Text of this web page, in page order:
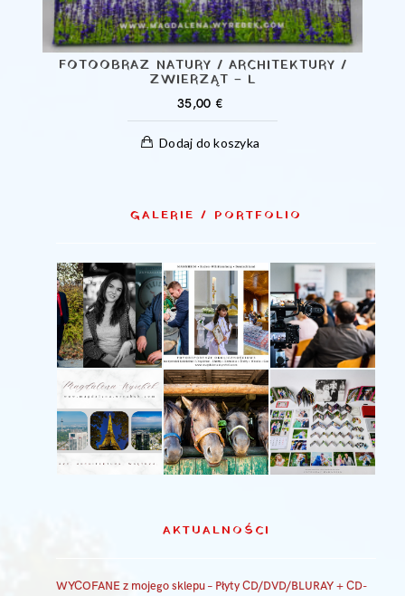
FOTOOBRAZ NATURY / ARCHITEKTURY /
ZWIERZĄT – L
35,00 €
Dodaj do koszyka
GALERIE / PORTFOLIO
AKTUALNOŚCI
WYCOFANE z mojego sklepu – Płyty CD/DVD/BLURAY + CD-